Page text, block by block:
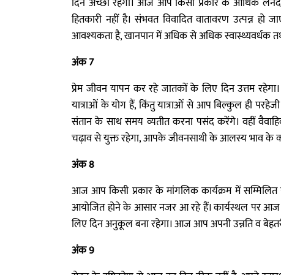
हितकारी नहीं है। संभवत विवादित वातावरण उत्पन्न
आवश्यकता है, खानपान में अधिक से अधिक स्वास्थ्यवर्धक
अंक 7
प्रेम जीवन यापन कर रहे जातकों के लिए दिन उत्तम
यात्राओं के योग हैं, किंतु यात्राओं से आप बिल्कुल ही
संतान के साथ समय व्यतीत करना पसंद करेंगे। वहीं
चढ़ाव से युक्त रहेगा, आपके जीवनसाथी के आलस्य भाव के
अंक 8
आज आप किसी प्रकार के मांगलिक कार्यक्रम में
आयोजित होने के आसार नजर आ रहे हैं। कार्यस्थल पर
लिए दिन अनुकूल बना रहेगा। आज आप अपनी उन्नति व
अंक 9